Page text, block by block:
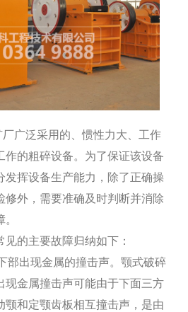
广泛采用的、惯性力大、工作
作的粗碎设备。为了保证该设备
发挥设备生产能力，除了正确操
修外，需要准确及时判断并消除
的主要故障归纳如下：
部出现金属的撞击声。颚式破碎
现金属撞击声可能由于下面三方
和定颚齿板相互撞击声，是由